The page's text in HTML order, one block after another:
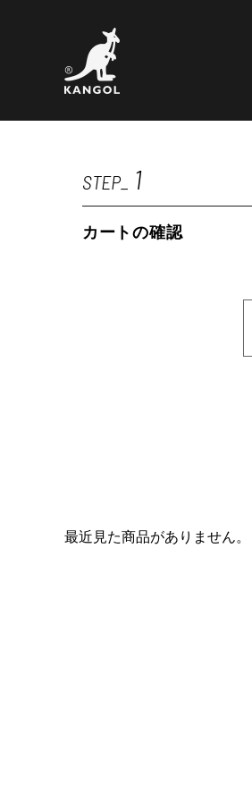
STEP_ 1
カートの確認
最近見た商品がありません。